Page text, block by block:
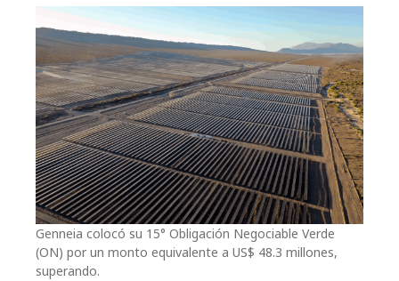
Genneia colocó su 15° Obligación Negociable Verde
(ON) por un monto equivalente a US$ 48.3 millones,
superando.